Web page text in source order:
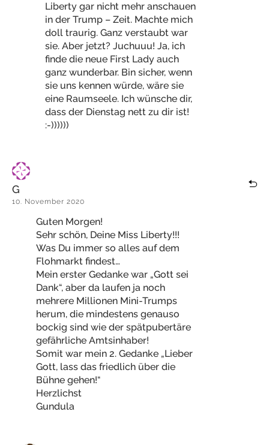
Liberty gar nicht mehr anschauen
in der Trump – Zeit. Machte mich
doll traurig. Ganz verstaubt war
sie. Aber jetzt? Juchuuu! Ja, ich
finde die neue First Lady auch
ganz wunderbar. Bin sicher, wenn
sie uns kennen würde, wäre sie
eine Raumseele. Ich wünsche dir,
dass der Dienstag nett zu dir ist!
:-))))))
G
10. November 2020
Guten Morgen!
Sehr schön, Deine Miss Liberty!!!
Was Du immer so alles auf dem
Flohmarkt findest…
Mein erster Gedanke war „Gott sei
Dank“, aber da laufen ja noch
mehrere Millionen Mini-Trumps
herum, die mindestens genauso
bockig sind wie der spätpubertäre
gefährliche Amtsinhaber!
Somit war mein 2. Gedanke „Lieber
Gott, lass das friedlich über die
Bühne gehen!“
Herzlichst
Gundula